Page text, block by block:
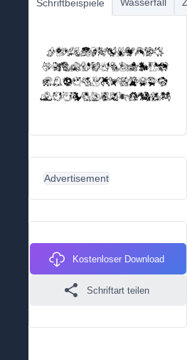
Schriftbeispiele
Advertisement
Kostenloser Download
Schriftart teilen